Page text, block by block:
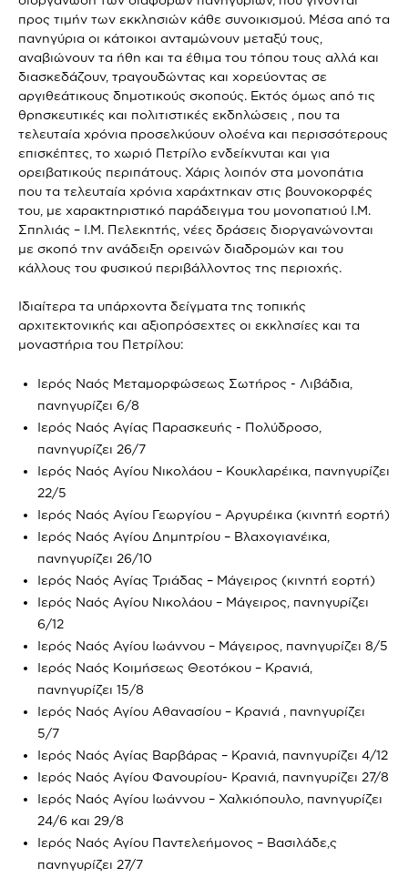
προς τιμήν των εκκλησιών κάθε συνοικισμού. Μέσα από τα
πανηγύρια οι κάτοικοι ανταμώνουν μεταξύ τους,
αναβιώνουν τα ήθη και τα έθιμα του τόπου τους αλλά και
διασκεδάζουν, τραγουδώντας και χορεύοντας σε
αργιθεάτικους δημοτικούς σκοπούς. Εκτός όμως από τις
θρησκευτικές και πολιτιστικές εκδηλώσεις , που τα
τελευταία χρόνια προσελκύουν ολοένα και περισσότερους
επισκέπτες, το χωριό Πετρίλο ενδείκνυται και για
ορειβατικούς περιπάτους. Χάρις λοιπόν στα μονοπάτια
που τα τελευταία χρόνια χαράχτηκαν στις βουνοκορφές
του, με χαρακτηριστικό παράδειγμα του μονοπατιού Ι.Μ.
Σπηλιάς – Ι.Μ. Πελεκητής, νέες δράσεις διοργανώνονται
με σκοπό την ανάδειξη ορεινών διαδρομών και του
κάλλους του φυσικού περιβάλλοντος της περιοχής.
Ιδιαίτερα τα υπάρχοντα δείγματα της τοπικής
αρχιτεκτονικής και αξιοπρόσεχτες οι εκκλησίες και τα
μοναστήρια του Πετρίλου:
Ιερός Ναός Μεταμορφώσεως Σωτήρος - Λιβάδια,
πανηγυρίζει 6/8
Ιερός Ναός Αγίας Παρασκευής - Πολύδροσο,
πανηγυρίζει 26/7
Ιερός Ναός Αγίου Νικολάου – Κουκλαρέικα, πανηγυρίζει
22/5
Ιερός Ναός Αγίου Γεωργίου – Αργυρέικα (κινητή εορτή)
Ιερός Ναός Αγίου Δημητρίου – Βλαχογιανέικα,
πανηγυρίζει 26/10
Ιερός Ναός Αγίας Τριάδας – Μάγειρος (κινητή εορτή)
Ιερός Ναός Αγίου Νικολάου – Μάγειρος, πανηγυρίζει
6/12
Ιερός Ναός Αγίου Ιωάννου – Μάγειρος, πανηγυρίζει 8/5
Ιερός Ναός Κοιμήσεως Θεοτόκου – Κρανιά,
πανηγυρίζει 15/8
Ιερός Ναός Αγίου Αθανασίου – Κρανιά , πανηγυρίζει
5/7
Ιερός Ναός Αγίας Βαρβάρας – Κρανιά, πανηγυρίζει 4/12
Ιερός Ναός Αγίου Φανουρίου- Κρανιά, πανηγυρίζει 27/8
Ιερός Ναός Αγίου Ιωάννου – Χαλκιόπουλο, πανηγυρίζει
24/6 και 29/8
Ιερός Ναός Αγίου Παντελεήμονος – Βασιλάδε,ς
πανηγυρίζει 27/7